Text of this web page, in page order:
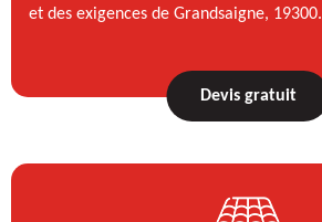
et des exigences de Grandsaigne, 19300.
Devis gratuit